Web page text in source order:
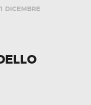
DICEMBRE